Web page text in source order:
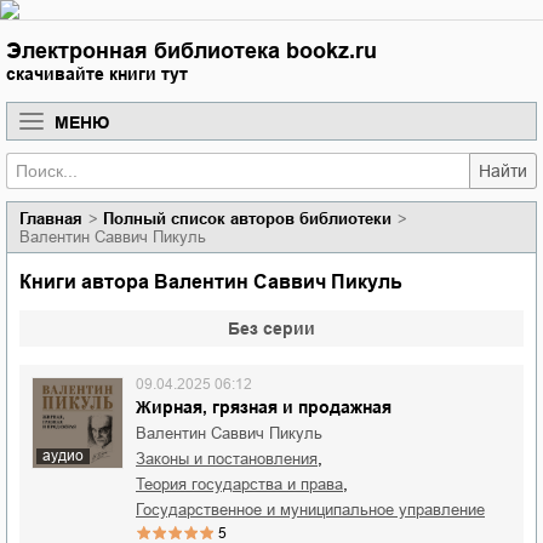
Электронная библиотека bookz.ru
скачивайте книги тут
МЕНЮ
Найти
Главная
Полный список авторов библиотеки
Валентин Саввич Пикуль
Книги автора Валентин Саввич Пикуль
Без серии
аудио
Жирная, грязная и продажная
09.04.2025 06:12
Валентин Саввич Пикуль
законы и постановления
теория государства и права
государственное и муниципальное управление
5